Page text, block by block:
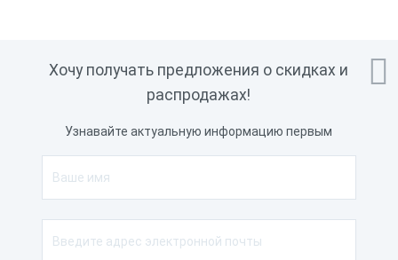

Хочу получать предложения о скидках и
распродажах!
Узнавайте актуальную информацию первым